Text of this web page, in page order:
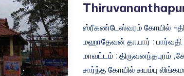
ஸ்ரீகண்டேஸ்வரம் கோயில் -
மஹாதேவன் தாயார் : பார்வதி
மாவட்டம் : திருவனந்தபுரம்
சார்ந்த கோயில் சுயம்பு